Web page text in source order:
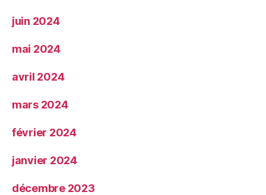
juin 2024
mai 2024
avril 2024
mars 2024
février 2024
janvier 2024
décembre 2023